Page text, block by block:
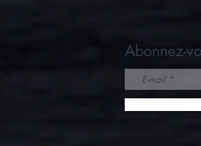
Abonnez-